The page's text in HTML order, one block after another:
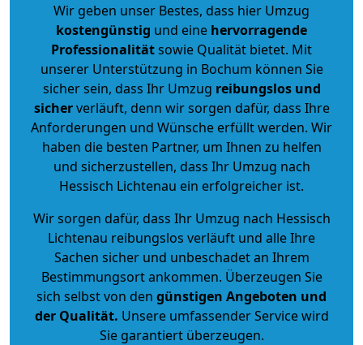
Wir geben unser Bestes, dass hier Umzug
kostengünstig und eine hervorragende
Professionalitätsowie Qualität bietet. Mit
unserer Unterstützung in Bochum können Sie
sicher sein, dass Ihr Umzug reibungslos und
sicherverläuft, denn wir sorgen dafür, dass Ihre
Anforderungen und Wünsche erfüllt werden. Wir
haben die besten Partner, um Ihnen zu helfen
und sicherzustellen, dass Ihr Umzug nach
Hessisch Lichtenau ein erfolgreicher ist.
Wir sorgen dafür, dass Ihr Umzug nach Hessisch
Lichtenau reibungslos verläuft und alle Ihre
Sachen sicher und unbeschadet an Ihrem
Bestimmungsort ankommen. Überzeugen Sie
sich selbst von den günstigen Angeboten und
der Qualität. Unsere umfassender Service wird
Sie garantiert überzeugen.